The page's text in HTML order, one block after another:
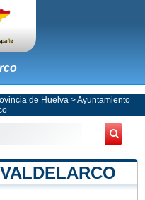
de Huelva >Ayuntamiento